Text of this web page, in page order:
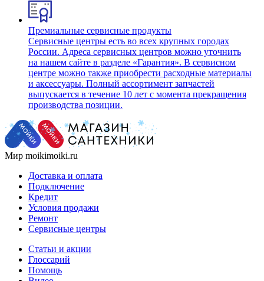
Премиальные сервисные продукты
Сервисные центры есть во всех крупных городах
России. Адреса сервисных центров можно уточнить
на нашем сайте в разделе «Гарантия». В сервисном
центре можно также приобрести расходные материалы
и аксессуары. Полный ассортимент запчастей
выпускается в течение 10 лет с момента прекращения
производства позиции.
Мир moikimoiki.ru
Доставка и оплата
Подключение
Кредит
Условия продажи
Ремонт
Сервисные центры
Статьи и акции
Глоссарий
Помощь